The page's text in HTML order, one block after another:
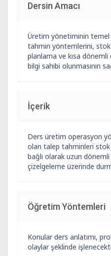
Dersin Amacı
Üretim yönetiminin temel
tahmin yöntemlerini,
planlama ve kısa dönemli
bilgi sahibi olunmasının
İçerik
Ders üretim operasyon
olan talep tahminleri
bağlı olarak uzun
çizelgeleme üzerinde
Öğretim Yöntemleri
Konular ders anlatımı,
olaylar şeklinde